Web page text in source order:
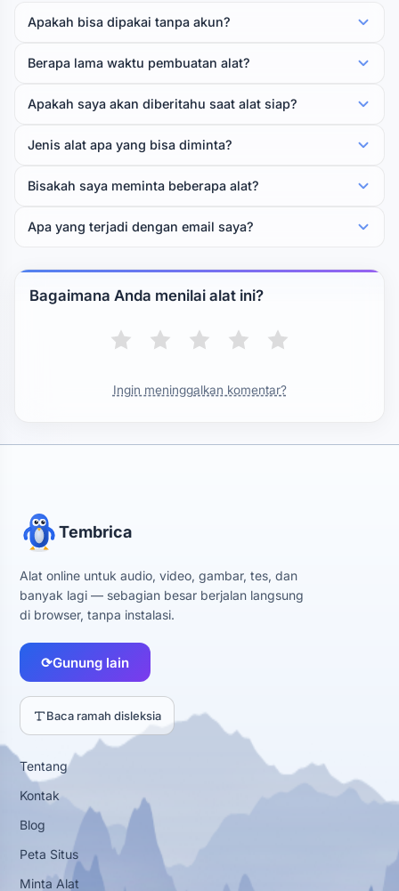
Apakah bisa dipakai tanpa akun?
Berapa lama waktu pembuatan alat?
Apakah saya akan diberitahu saat alat siap?
Jenis alat apa yang bisa diminta?
Bisakah saya meminta beberapa alat?
Apa yang terjadi dengan email saya?
Bagaimana Anda menilai alat ini?
Ingin meninggalkan komentar?
Tembrica
Alat online untuk audio, video, gambar, tes, dan
banyak lagi — sebagian besar berjalan langsung
di browser, tanpa instalasi.
⟳Gunung lain
Baca ramah disleksia
Tentang
Kontak
Blog
Peta Situs
Minta Alat